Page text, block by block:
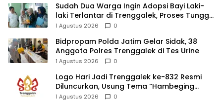
Sudah Dua Warga Ingin Adopsi Bayi Laki-
laki Terlantar di Trenggalek, Proses Tunggu
Hasil Penyelidikan
1 Agustus 2026 0
Bidpropam Polda Jatim Gelar Sidak, 38
Anggota Polres Trenggalek di Tes Urine
1 Agustus 2026 0
Logo Hari Jadi Trenggalek ke-832 Resmi
Diluncurkan, Usung Tema “Hambeging
Bumi” Gaungkan Harmoni dengan Alam
1 Agustus 2026 0